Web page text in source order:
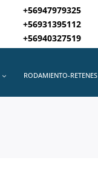
+56947979325
+56931395112
+56940327519
RODAMIENTO-RETENES